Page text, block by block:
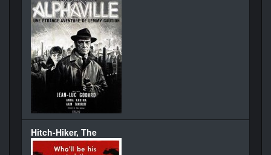
Hitch-Hiker, The